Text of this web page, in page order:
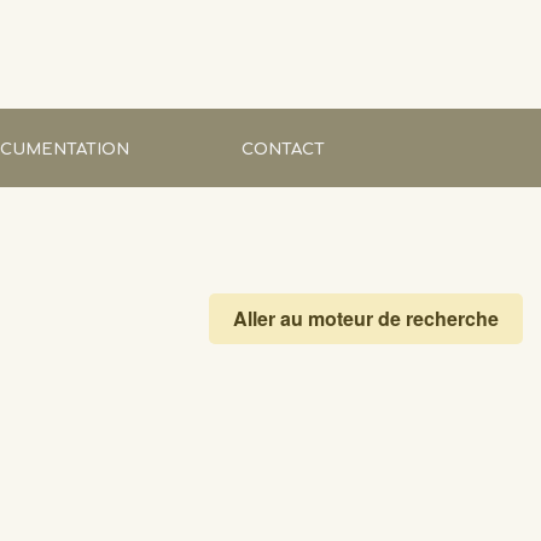
CONTACT
Aller au moteur de recherche